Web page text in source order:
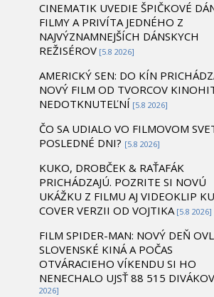
CINEMATIK UVEDIE ŠPIČKOVÉ
FILMY A PRIVÍTA JEDNÉHO Z
NAJVÝZNAMNEJŠÍCH DÁNSKYCH
REŽISÉROV [5.8 2026]
AMERICKÝ SEN: DO KÍN
NOVÝ FILM OD TVORCOV
NEDOTKNUTEĽNÍ [5.8 2026]
ČO SA UDIALO VO FILMOVOM
POSLEDNÉ DNI? [5.8 2026]
KUKO, DROBČEK & RAŤAFÁK
PRICHÁDZAJÚ. POZRITE SI NOVÚ
UKÁŽKU Z FILMU AJ VIDEOKLIP KU
COVER VERZII OD VOJTIKA [5.8 2026]
FILM SPIDER-MAN: NOVÝ DEŇ
SLOVENSKÉ KINÁ A POČAS
OTVÁRACIEHO VÍKENDU SI HO
NENECHALO UJSŤ 88 515 DIVÁKOV
2026]